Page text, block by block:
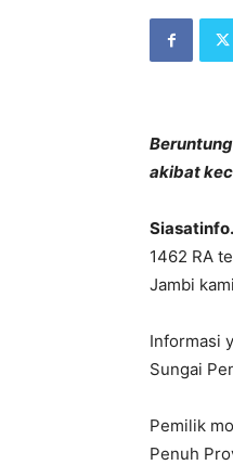
akibat
1462 RA
Jambi
Informasi
Sungai
Pemilik
Penuh